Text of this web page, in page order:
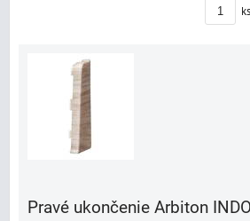
ks
Pravé ukončenie Arbiton